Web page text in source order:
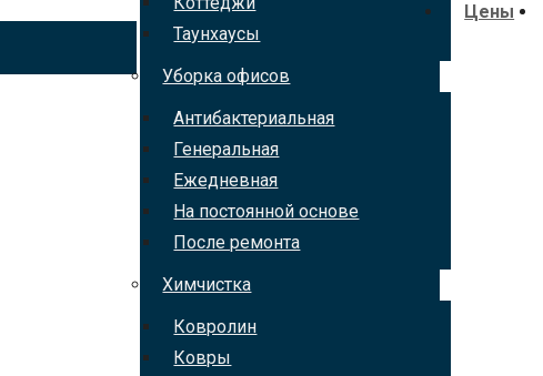
Таунхаусы
Уборка офисов
Антибактериальная
Генеральная
Ежедневная
На постоянной основе
После ремонта
Химчистка
Ковролин
Ковры
Цены